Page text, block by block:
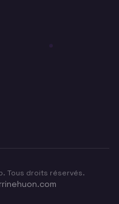
Tous droits réservés.